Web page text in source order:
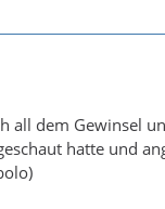
all dem Gewinsel
hatte und